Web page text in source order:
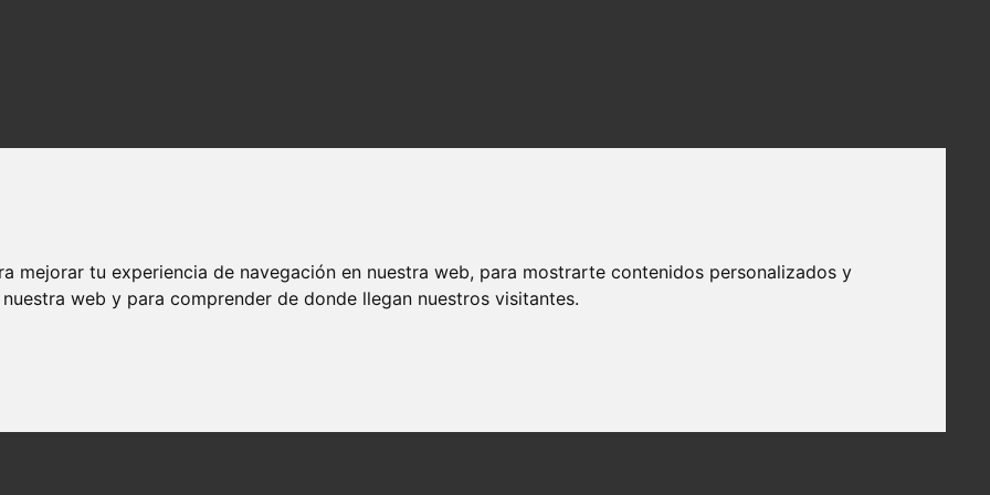
mejorar tu experiencia de navegación en nuestra web, para mostrarte contenidos personalizados y
web y para comprender de donde llegan nuestros visitantes.